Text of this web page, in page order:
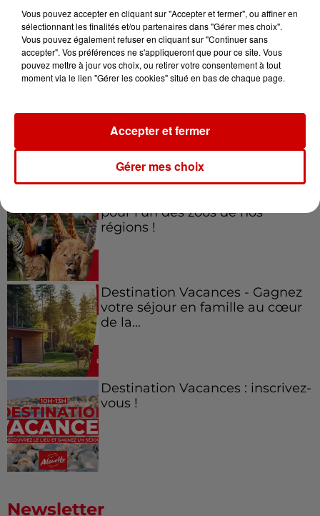
Jeux Voir plus
festival Marché Gourmand 2026
à Coulon !
pour l'un des zoos de nos
régions !
Destination Vacances - Gagnez
votre séjour en famille au cœur
de la...
Destination Vacances : inscrivez-
vous !
Newsletter
Vous pouvez accepter en cliquant sur "Accepter et fermer", ou affiner en
sélectionnant les finalités et/ou partenaires dans "Gérer mes choix".
Vous pouvez également refuser en cliquant sur "Continuer sans
accepter". Vos préférences ne s'appliqueront que pour ce site. Vous
pouvez mettre à jour vos choix, ou retirer votre consentement à tout
moment via le lien "Gérer les cookies" situé en bas de chaque page.
Gérer mes choix
Accepter et fermer